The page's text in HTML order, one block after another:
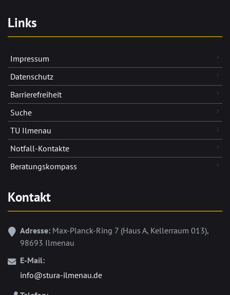
Links
Impressum
Datenschutz
Barrierefreiheit
Suche
TU Ilmenau
Notfall-Kontakte
Beratungskompass
Kontakt
Adresse: Max-Planck-Ring 7 (Haus A, Kellerraum 013),
98693 Ilmenau
E-Mail:
info@stura-ilmenau.de